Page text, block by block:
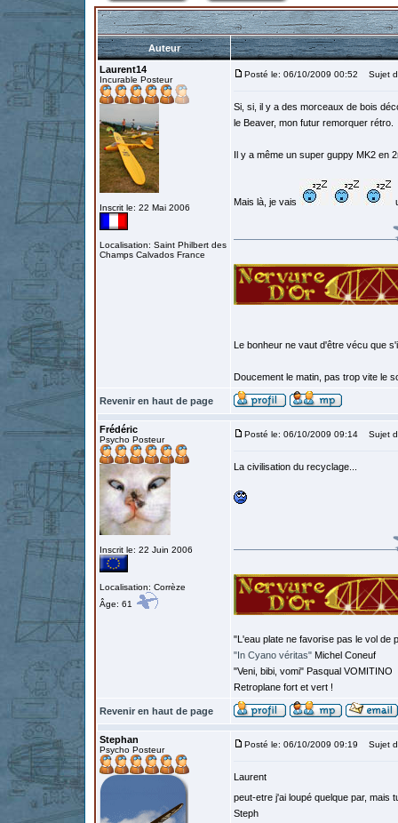
Auteur
Laurent14
Incurable Posteur
Inscrit le: 22 Mai 2006
Localisation: Saint Philbert des
Champs Calvados France
Posté le: 06/10/2009 00:52 Sujet
Si, si, il y a des morceaux de bois
le Beaver, mon futur remorquer rétro.
Il y a même un super guppy MK2 en
Mais là, je vais
Le bonheur ne vaut d'être vécu que
Doucement le matin, pas trop vite le
Revenir en haut de page
Frédéric
Psycho Posteur
Inscrit le: 22 Juin 2006
Localisation: Corrèze
Âge: 61
Posté le: 06/10/2009 09:14 Sujet
La civilisation du recyclage...
"L'eau plate ne favorise pas le vol de
"In Cyano véritas" Michel Coneuf
"Veni, bibi, vomi" Pasqual VOMITINO
Retroplane fort et vert !
Revenir en haut de page
Stephan
Psycho Posteur
Posté le: 06/10/2009 09:19 Sujet
Laurent
peut-etre j'ai loupé quelque par, mais
Steph